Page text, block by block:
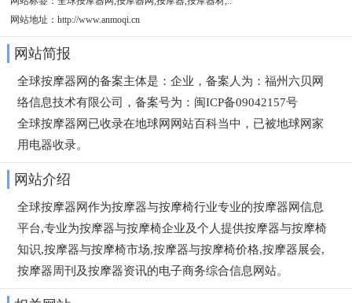
网站地址：http://www.anmoqi.cn
网站简报
全球按摩器网的备案主体是：企业，备案人为：福州六贝网
络信息技术有限公司，备案号为：闽ICP备09042157号
全球按摩器网已收录在地球网网站百科当中，已被地球网家
用电器收录。
网站介绍
全球按摩器网作为按摩器与按摩椅行业专业的按摩器网信息
平台,专业为按摩器与按摩椅企业及个人提供按摩器与按摩椅
知识,按摩器与按摩椅市场,按摩器与按摩椅价格,按摩器展会,
按摩器周刊及按摩器资讯的电子商务综合信息网站。